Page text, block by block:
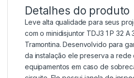
Detalhes do produto
Leve alta qualidade para seus
com o minidisjuntor TDJ3 1 P 32 A
Tramontina. Desenvolvido para
da instalação ele preserva a rede
equipamentos em caso de